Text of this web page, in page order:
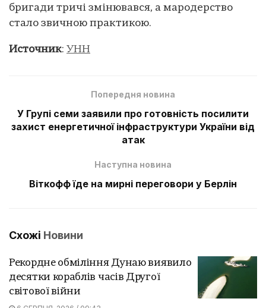
бригади тричі змінювався, а мародерство
стало звичною практикою.
Источник: УНН
Попередня новина
У Групі семи заявили про готовність посилити
захист енергетичної інфраструктури України від
атак
Наступна новина
Віткофф їде на мирні переговори у Берлін
Схожі Новини
Рекордне обміління Дунаю виявило
десятки кораблів часів Другої
світової війни